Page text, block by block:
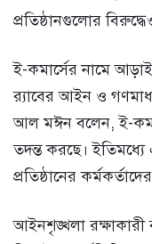
প্রতিষ্ঠানগুলোর
ই-কমার্সের নামে
র‌্যাবের আইন ও
আল মঈন বলেন, ই-
তদন্ত করছে।
প্রতিষ্ঠানের
আইনশৃঙ্খলা রক্ষাকারী